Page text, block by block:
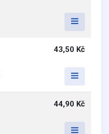
43,50 Kč
44,90 Kč